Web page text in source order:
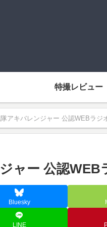
特撮レビュー
アキバレンジャー 公認WEBラジ
ャー 公認WEB
Bluesky
LINE